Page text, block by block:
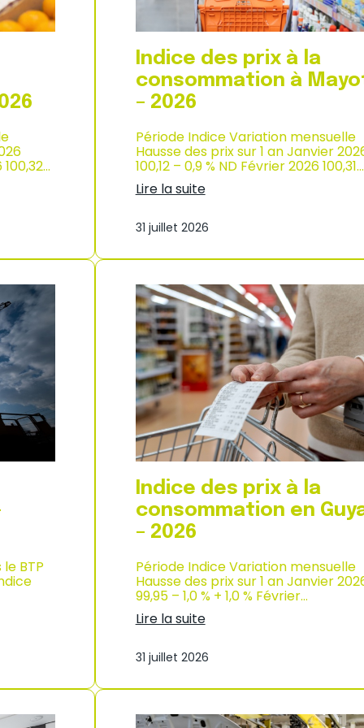
p
r
o
d
u
c
n
e
t
’
m
o
t
a
t
i
o
n
d
e
l
’
i
n
d
u
s
t
r
–
2
0
2
6
Indice des prix à la
consommation à
– 2026
Période Indice Variation mensuelle
Hausse des prix sur 1 an Janvier
100,12 – 0,9 % ND Février 2026 100,31…
Lire la suite
n
i
e
d
e
s
p
i
x
à
l
a
o
n
s
o
t
i
o
à
a
o
t
31 juillet 2026
BTP
Indice des prix à la
consommation en
– 2026
Période Indice Variation mensuelle
Hausse des prix sur 1 an Janvier
99,95 – 1,0 % + 1,0 % Février…
Lire la suite
n
i
e
31 juillet 2026